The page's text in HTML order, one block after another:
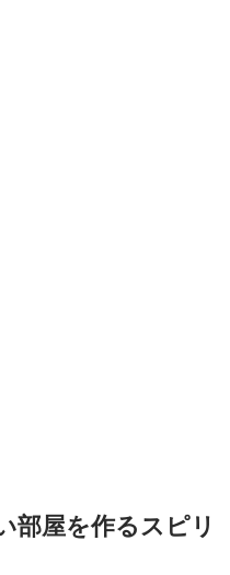
部屋を作るスピリ